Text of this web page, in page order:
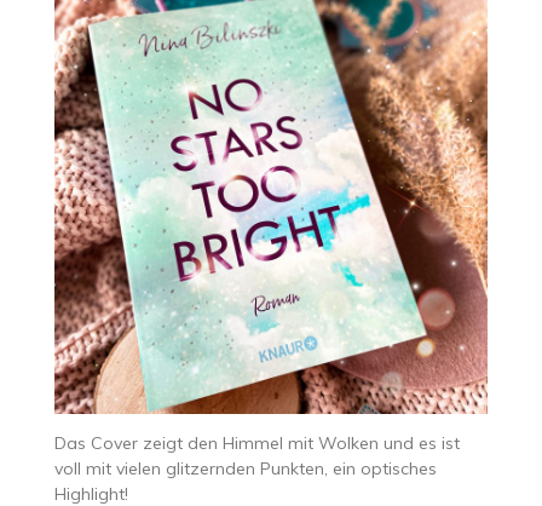
Das Cover zeigt den Himmel mit Wolken und es ist
voll mit vielen glitzernden Punkten, ein optisches
Highlight!